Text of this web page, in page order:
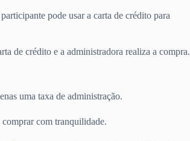
pode usar a carta de crédito para
de crédito e a administradora realiza a compra.
uma taxa de administração.
com tranquilidade.